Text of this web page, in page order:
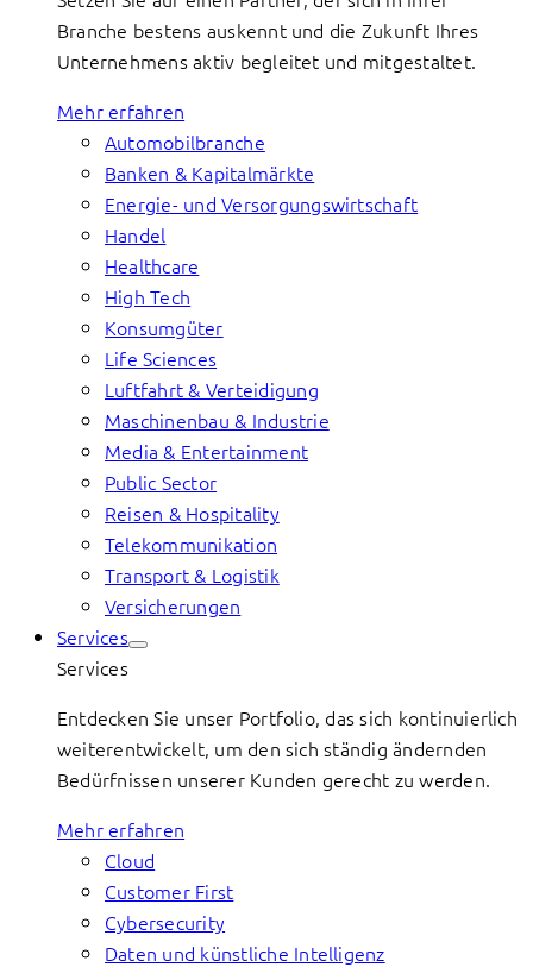
Branche bestens auskennt und die Zukunft Ihres
Unternehmens aktiv begleitet und mitgestaltet.
Mehr erfahren
Automobilbranche
Banken & Kapitalmärkte
Energie- und Versorgungswirtschaft
Handel
Healthcare
High Tech
Konsumgüter
Life Sciences
Luftfahrt & Verteidigung
Maschinenbau & Industrie
Media & Entertainment
Public Sector
Reisen & Hospitality
Telekommunikation
Transport & Logistik
Versicherungen
Services
Services
Entdecken Sie unser Portfolio, das sich kontinuierlich
weiterentwickelt, um den sich ständig ändernden
Bedürfnissen unserer Kunden gerecht zu werden.
Mehr erfahren
Cloud
Customer First
Cybersecurity
Daten und künstliche Intelligenz